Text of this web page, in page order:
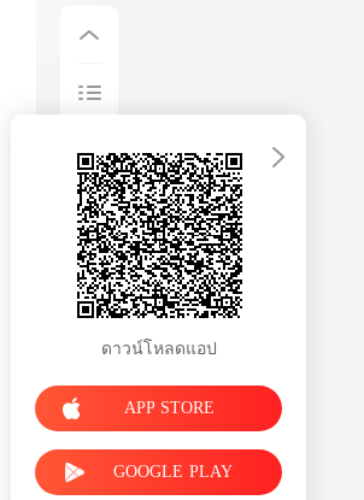
ดาวน์โหลดแอป
APP STORE
GOOGLE PLAY